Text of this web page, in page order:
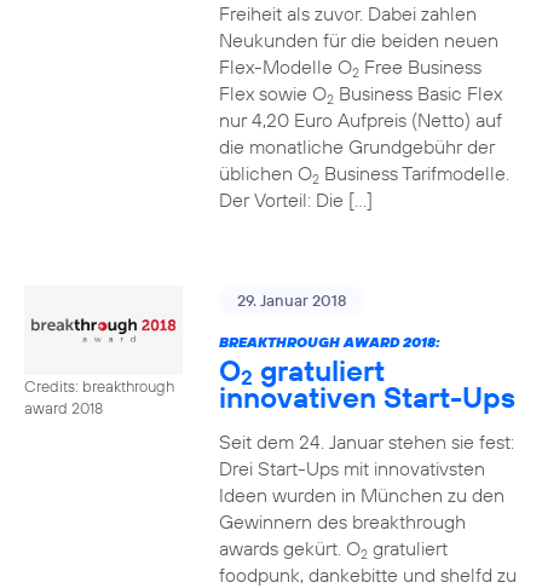
Freiheit als zuvor. Dabei zahlen
Neukunden für die beiden neuen
Flex-Modelle O2Free Business
Flex sowie O2Business Basic Flex
nur 4,20 Euro Aufpreis (Netto) auf
die monatliche Grundgebühr der
üblichen O2Business Tarifmodelle.
Der Vorteil: Die […]
Credits: breakthrough
award 2018
29. Januar 2018
BREAKTHROUGH AWARD 2018:
O2 gratuliert
innovativen Start-Ups
Seit dem 24. Januar stehen sie fest:
Drei Start-Ups mit innovativsten
Ideen wurden in München zu den
Gewinnern des breakthrough
awards gekürt. O2gratuliert
foodpunk, dankebitte und shelfd zu